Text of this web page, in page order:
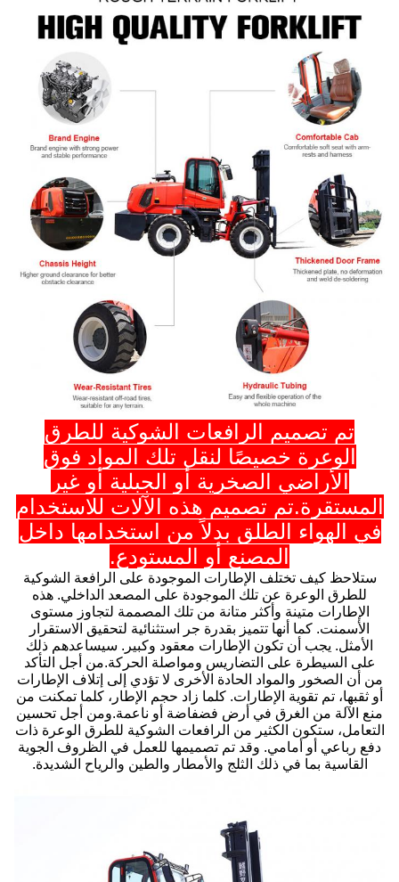
تم تصميم الرافعات الشوكية للطرق
الوعرة خصيصًا لنقل تلك المواد فوق
الأراضي الصخرية أو الجبلية أو غير
المستقرة.تم تصميم هذه الآلات للاستخدام
في الهواء الطلق بدلاً من استخدامها داخل
المصنع أو المستودع.
ستلاحظ كيف تختلف الإطارات الموجودة على الرافعة الشوكية
للطرق الوعرة عن تلك الموجودة على المصعد الداخلي. هذه
الإطارات متينة وأكثر متانة من تلك المصممة لتجاوز مستوى
الأسمنت. كما أنها تتميز بقدرة جر استثنائية لتحقيق الاستقرار
الأمثل. يجب أن تكون الإطارات معقود وكبير. سيساعدهم ذلك
على السيطرة على التضاريس ومواصلة الحركة.من أجل التأكد
من أن الصخور والمواد الحادة الأخرى لا تؤدي إلى إتلاف الإطارات
أو ثقبها، تم تقوية الإطارات. كلما زاد حجم الإطار، كلما تمكنت من
منع الآلة من الغرق في أرض فضفاضة أو ناعمة.ومن أجل تحسين
التعامل، ستكون الكثير من الرافعات الشوكية للطرق الوعرة ذات
دفع رباعي أو أمامي. وقد تم تصميمها للعمل في الظروف الجوية
القاسية بما في ذلك الثلج والأمطار والطين والرياح الشديدة.